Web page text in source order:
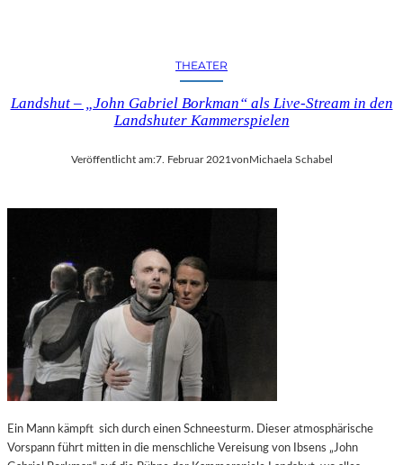
THEATER
Landshut – „John Gabriel Borkman“ als Live-Stream in den
Landshuter Kammerspielen
Veröffentlicht am:7. Februar 2021 von Michaela Schabel
Ein Mann kämpft sich durch einen Schneesturm. Dieser atmosphärische
Vorspann führt mitten in die menschliche Vereisung von Ibsens „John